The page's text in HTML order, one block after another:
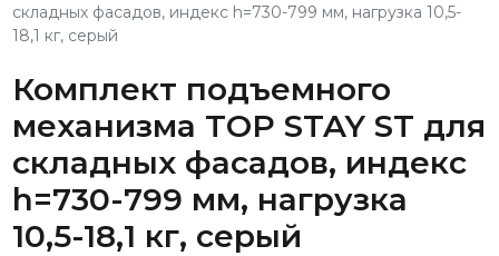
складных фасадов, индекс h=730-799 мм, нагрузка 10,5-
18,1 кг, серый
Комплект подъемного
механизма TOP STAY ST для
складных фасадов, индекс
h=730-799 мм, нагрузка
10,5-18,1 кг, серый